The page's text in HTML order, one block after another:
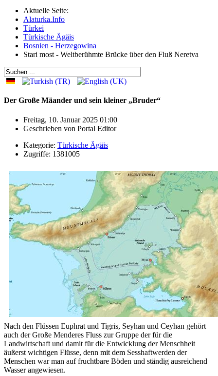
Aktuelle Seite:
Alaturka.Info
Türkei
Türkische Ägäis
Bosnien - Herzegowina
Stari most - Weltberühmte Brücke über den Fluß Neretva
Der Große Mäander und sein kleiner „Bruder“
Freitag, 10. Januar 2025 01:00
Geschrieben von Portal Editor
Kategorie: Türkische Ägäis
Zugriffe: 1381005
Nach den Flüssen Euphrat und Tigris, Seyhan und Ceyhan gehört
auch der Große Menderes Fluss zur Gruppe der für die
Landwirtschaft und damit für die Entwicklung der Menschheit
äußerst wichtigen Flüsse, denn mit dem Sesshaftwerden der
Menschen war man auf fruchtbare Böden und ständig ausreichend
Wasser angewiesen.